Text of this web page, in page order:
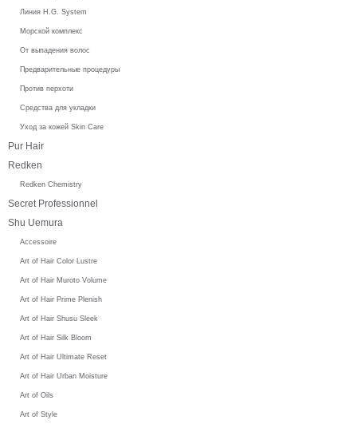
Линия H.G. System
Морской комплекс
От выпадения волос
Предварительные процедуры
Против перхоти
Средства для укладки
Уход за кожей Skin Care
Pur Hair
Redken
Redken Chemistry
Secret Professionnel
Shu Uemura
Accessoire
Art of Hair Color Lustre
Art of Hair Muroto Volume
Art of Hair Prime Plenish
Art of Hair Shusu Sleek
Art of Hair Silk Bloom
Art of Hair Ultimate Reset
Art of Hair Urban Moisture
Art of Oils
Art of Style